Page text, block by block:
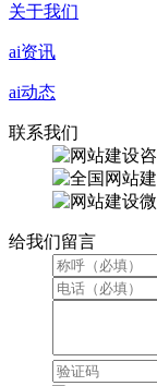
关于我们
ai资讯
ai动态
联系我们
给我们留言